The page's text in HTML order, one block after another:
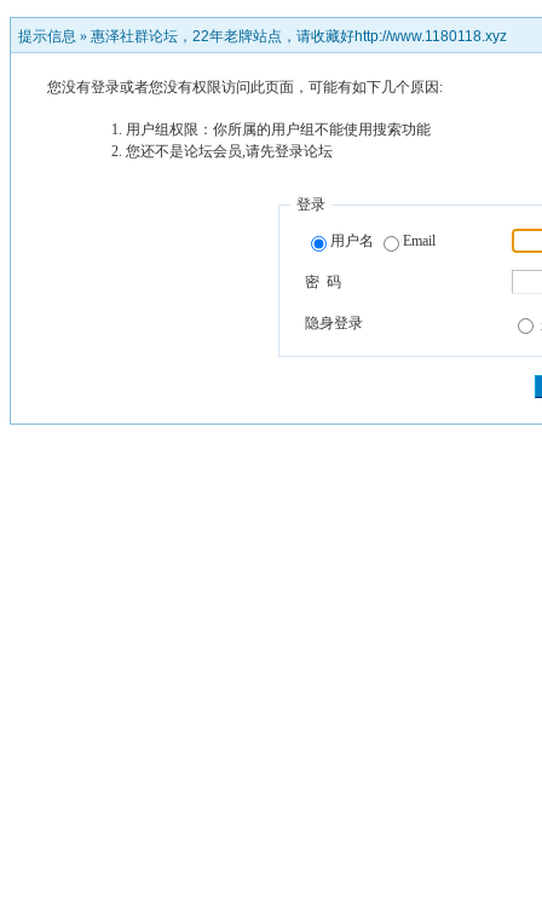
提示信息 » 惠泽社群论坛，22年老牌站点，请收藏好http://www.1180118.xyz
您没有登录或者您没有权限访问此页面，可能有如下几个原因:
用户组权限：你所属的用户组不能使用搜索功能
您还不是论坛会员,请先登录论坛
登录
用户名 Email
密 码
隐身登录